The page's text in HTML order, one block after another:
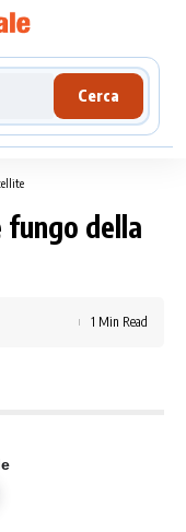
Cerca
fungo della
1 Min Read